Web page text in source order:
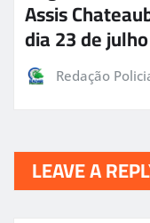
Assis
dia 23 de julho
Redação
LEAVE A